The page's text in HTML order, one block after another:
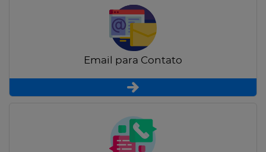
Email para Contato